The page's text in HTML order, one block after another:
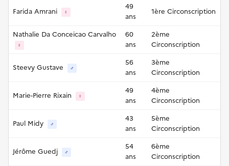
Farida Amrani ♀
49
ans
1ère Circonscription
Nathalie Da Conceicao Carvalho
♀
60
ans
2ème
Circonscription
Steevy Gustave ♂
56
ans
3ème
Circonscription
Marie-Pierre Rixain ♀
49
ans
4ème
Circonscription
Paul Midy ♂
43
ans
5ème
Circonscription
Jérôme Guedj ♂
54
ans
6ème
Circonscription